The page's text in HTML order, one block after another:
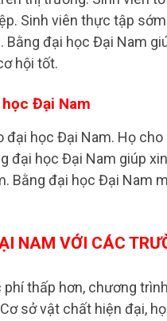
Sinh viên thực tập
Bằng đại học Đại Nam
hội tốt.
Đại Nam
đại học Đại Nam. Họ
đại học Đại Nam giúp
Bằng đại học Đại Nam
NAM VỚI CÁC
thấp hơn, chương
sở vật chất hiện đại,